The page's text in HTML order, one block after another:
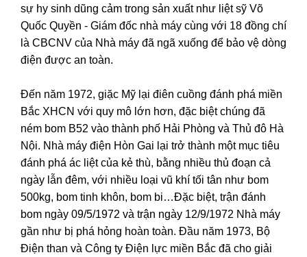
sự hy sinh dũng cảm trong sản xuất như liệt sỹ Võ
Quốc Quyền - Giám đốc nhà máy cùng với 18 đồng chí
là CBCNV của Nhà máy đã ngã xuống để bảo vệ dòng
điện được an toàn.
Đến năm 1972, giặc Mỹ lại điên cuồng đánh phá miền
Bắc XHCN với quy mô lớn hơn, đặc biệt chúng đã
ném bom B52 vào thành phố Hải Phòng và Thủ đô Hà
Nội. Nhà máy điện Hòn Gai lại trở thành một mục tiêu
đánh phá ác liệt của kẻ thù, bằng nhiều thủ đoạn cả
ngày lẫn đêm, với nhiều loại vũ khí tối tân như bom
500kg, bom tinh khôn, bom bi…Đặc biệt, trận đánh
bom ngày 09/5/1972 và trận ngày 12/9/1972 Nhà máy
gần như bị phá hỏng hoàn toàn. Đầu năm 1973, Bộ
Điện than và Công ty Điện lực miền Bắc đã cho giải